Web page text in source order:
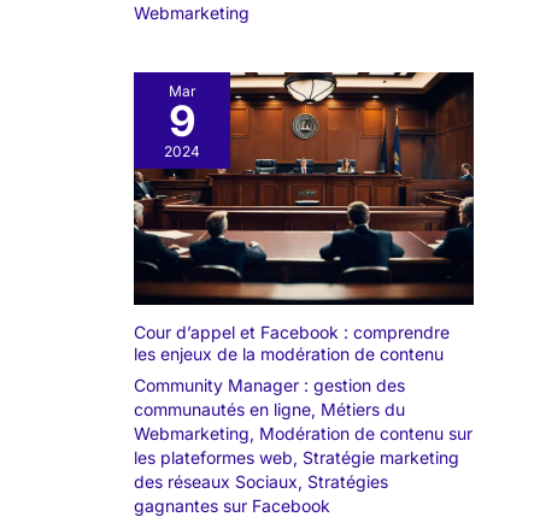
Webmarketing
Mar
9
2024
Cour d’appel et Facebook : comprendre
les enjeux de la modération de contenu
Community Manager : gestion des
communautés en ligne, Métiers du
Webmarketing, Modération de contenu sur
les plateformes web, Stratégie marketing
des réseaux Sociaux, Stratégies
gagnantes sur Facebook